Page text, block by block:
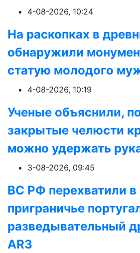
4-08-2026, 10:24
На раскопках в
обнаружили
статую молодого
4-08-2026, 10:19
Ученые объяснили,
закрытые челюсти
можно удержать
3-08-2026, 09:45
ВС РФ перехватили в
приграничье
разведывательный
AR3